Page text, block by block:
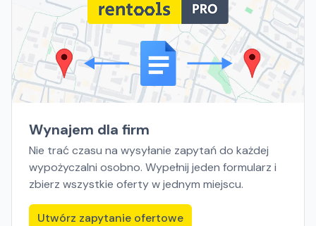
Wynajem dla firm
Nie trać czasu na wysyłanie zapytań do każdej
wypożyczalni osobno. Wypełnij jeden formularz i
zbierz wszystkie oferty w jednym miejscu.
Utwórz zapytanie ofertowe